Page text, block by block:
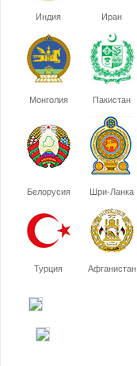
Индия Иран
Монголия Пакистан
Белорусия Шри-Ланка
Турция Афганистан